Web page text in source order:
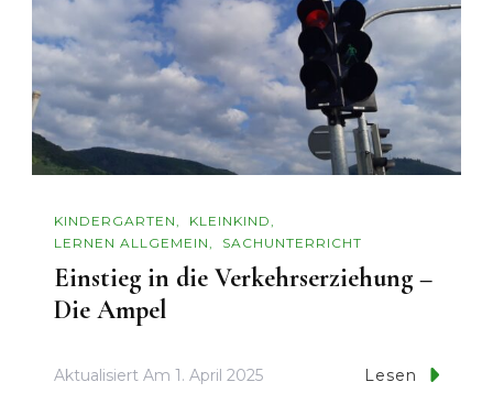
KINDERGARTEN
KLEINKIND
LERNEN ALLGEMEIN
SACHUNTERRICHT
Einstieg in die Verkehrserziehung –
Die Ampel
Aktualisiert Am 1. April 2025 Lesen